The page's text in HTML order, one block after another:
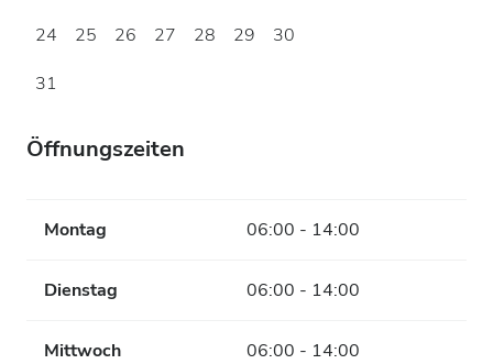
24
25 26 27 28 29
30
31
Öffnungszeiten
Montag 06:00 - 14:00
Dienstag 06:00 - 14:00
Mittwoch 06:00 - 14:00